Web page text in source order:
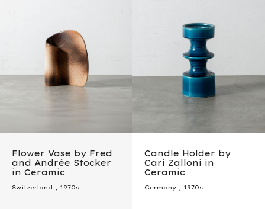
Flower Vase by Fred
and Andrée Stocker
in Ceramic
Switzerland 1970s
Candle Holder by
Cari Zalloni in
Ceramic
Germany 1970s